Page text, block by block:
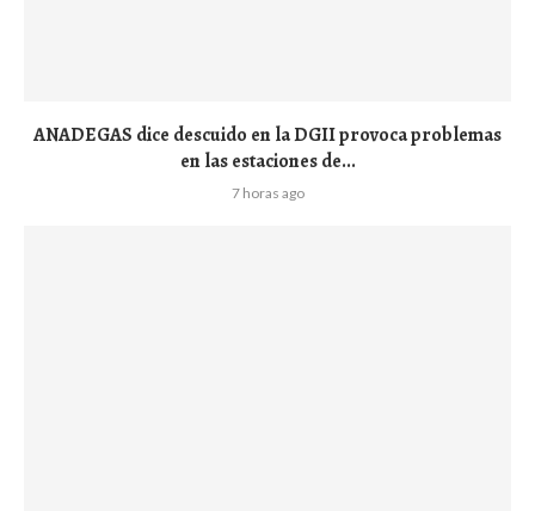
ANADEGAS dice descuido en la DGII provoca problemas
en las estaciones de...
7 horas ago